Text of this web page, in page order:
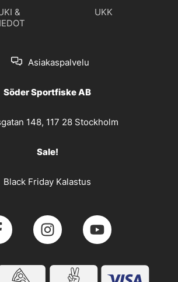
&
UKK
Asiakaspalvelu
Söder Sportfiske AB
148, 117 28 Stockholm
Sale!
Black Friday Kalastus